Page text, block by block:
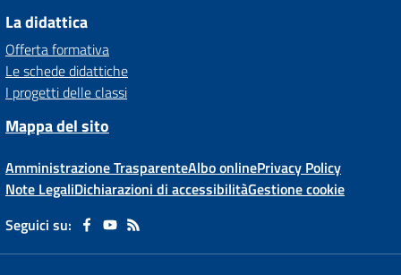
La didattica
Offerta formativa
Le schede didattiche
I progetti delle classi
Mappa del sito
Amministrazione TrasparenteAlbo onlinePrivacy Policy
Note LegaliDichiarazioni di accessibilitàGestione cookie
Seguici su: